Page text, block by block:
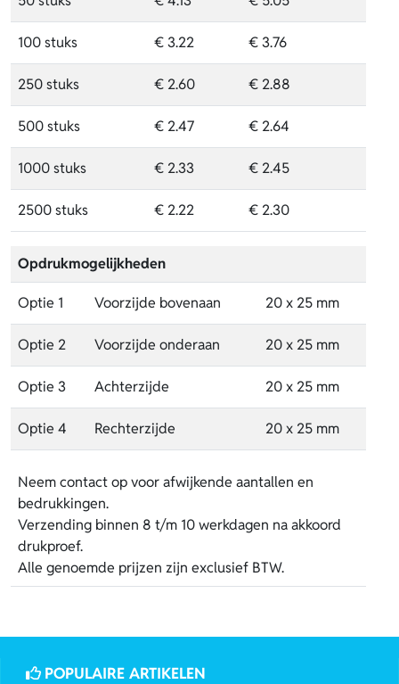
100 stuks € 3.22 € 3.76
250 stuks € 2.60 € 2.88
500 stuks € 2.47 € 2.64
1000 stuks € 2.33 € 2.45
2500 stuks € 2.22 € 2.30
Opdrukmogelijkheden
Optie 1 Voorzijde bovenaan 20 x 25 mm
Optie 2 Voorzijde onderaan 20 x 25 mm
Optie 3 Achterzijde 20 x 25 mm
Optie 4 Rechterzijde 20 x 25 mm
Neem contact op voor afwijkende aantallen en
bedrukkingen.
Verzending binnen 8 t/m 10 werkdagen na akkoord
drukproef.
Alle genoemde prijzen zijn exclusief BTW.
POPULAIRE ARTIKELEN